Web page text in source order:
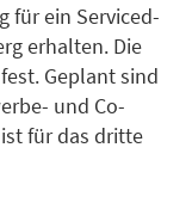
für ein Serviced-
erhalten. Die
Geplant sind
und Co-
für das dritte